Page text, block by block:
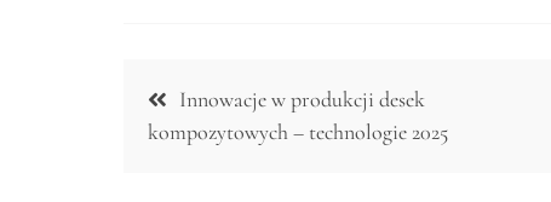
Nawigacja
wpisu
Innowacje w produkcji desek
kompozytowych – technologie 2025